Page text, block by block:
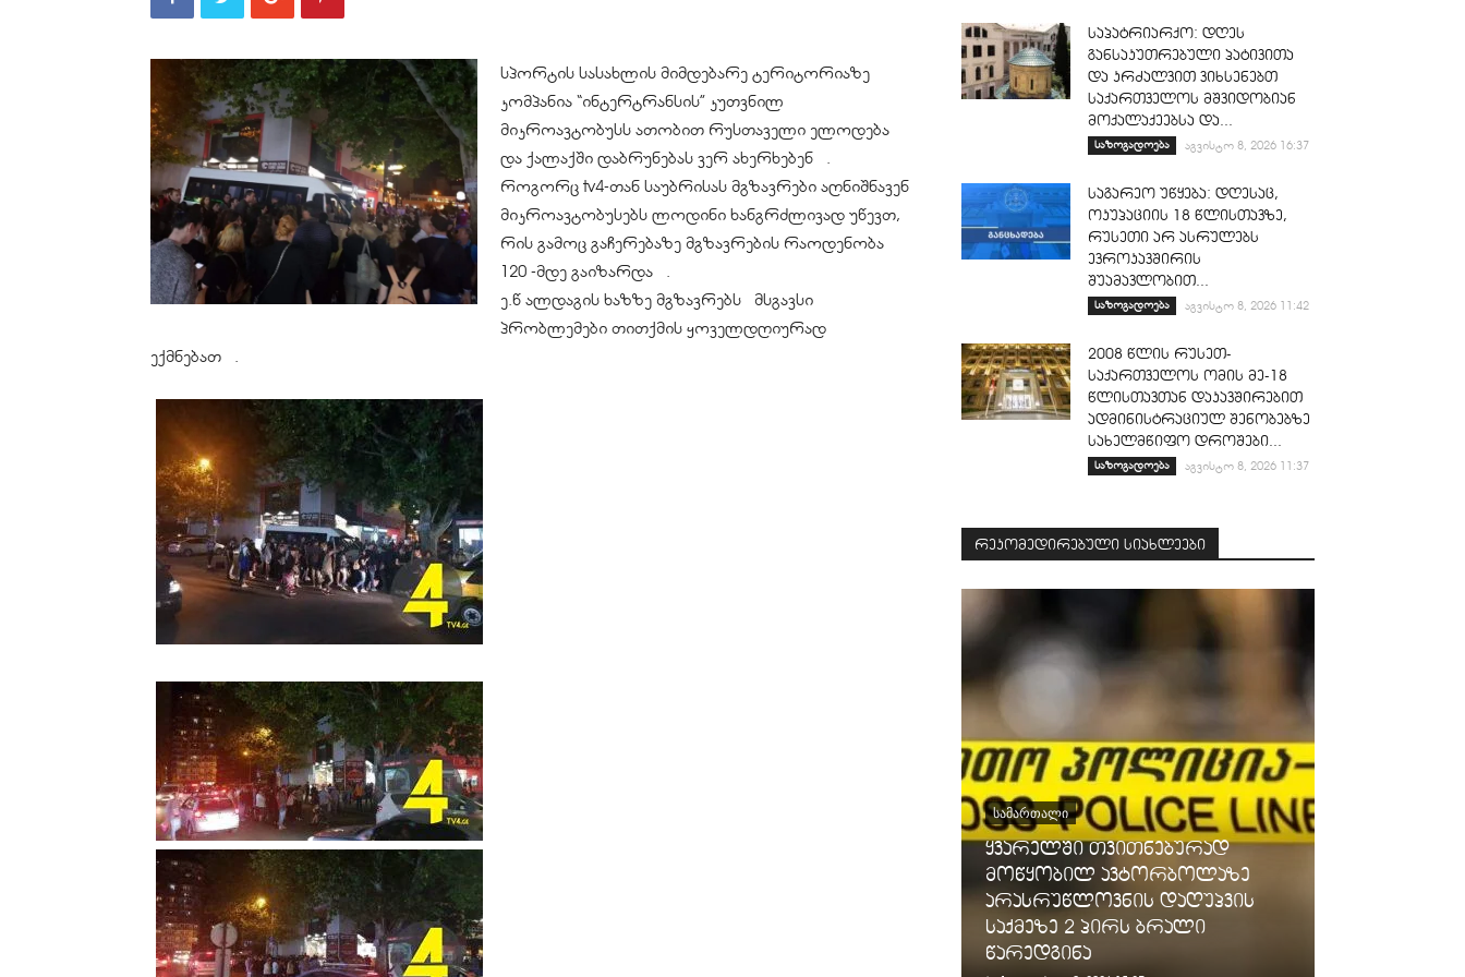
სპორტის სასახლის მიმდებარე ტერიტორიაზე
კომპანია “ინტერტრანსის” კუთვნილ
მიკროავტობუსს ათობით რუსთაველი ელოდება
და ქალაქში დაბრუნებას ვერ ახერხებენ .
როგორც tv4-თან საუბრისას მგზავრები აღნიშნავენ
მიკროავტობუსებს ლოდინი ხანგრძლივად უწევთ,
რის გამოც გაჩერებაზე მგზავრების რაოდენობა
120 -მდე გაიზარდა .
ე.წ ალდაგის ხაზზე მგზავრებს მსგავსი
პრობლემები თითქმის ყოველდღიურად
ექმნებათ .
საპატრიარქო: დღეს
განსაკუთრებული პატივითა
და კრძალვით ვიხსენებთ
საქართველოს მშვიდობიან
მოქალაქეებსა და...
საზოგადოება აგვისტო 8, 2026 16:37
საგარეო უწყება: დღესაც,
ოკუპაციის 18 წლისთავზე,
რუსეთი არ ასრულებს
ევროკავშირის
შუამავლობით...
საზოგადოება აგვისტო 8, 2026 11:42
2008 წლის რუსეთ-
საქართველოს ომის მე-18
წლისთავთან დაკავშირებით
ადმინისტრაციულ შენობებზე
სახელმწიფო დროშები...
საზოგადოება აგვისტო 8, 2026 11:37
რეკომედირებული სიახლეები
ᲡᲐᲛᲐᲠᲗᲐᲚᲘ
ყვარელში თვითნებურად
მოწყობილ ავტორბოლაზე
არასრუწლოვნის დაღუპვის
საქმეზე 2 პირს ბრალი
წარედგინა